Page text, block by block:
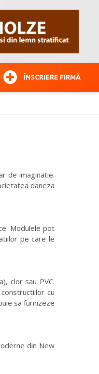
ÎNSCRIERE FIRMĂ
de imaginatie.
daneza
Modulele pot
pe care le
clor sau PVC.
cu
sa furnizeze
din New